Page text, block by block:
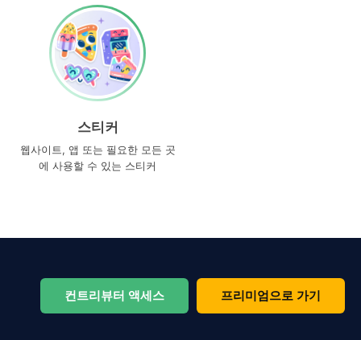
스티커
웹사이트, 앱 또는 필요한 모든 곳
에 사용할 수 있는 스티커
컨트리뷰터 액세스 프리미엄으로 가기